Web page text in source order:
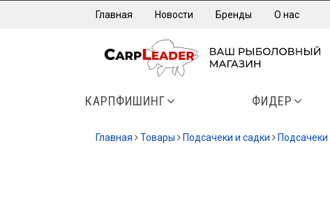
Главная Новости Бренды О нас
КАРПФИШИНГ ФИДЕР
Главная Товары Подсачеки и садки Подсачеки